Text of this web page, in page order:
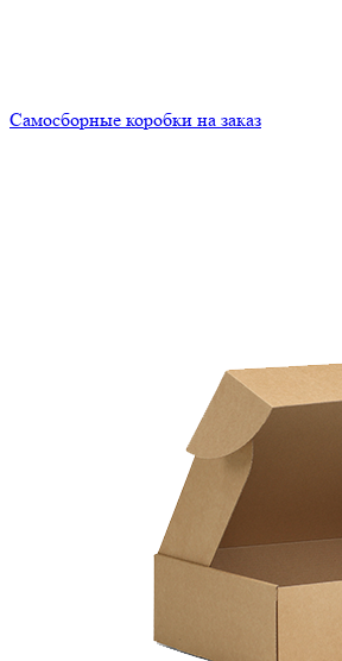
Самосборные коробки на заказ